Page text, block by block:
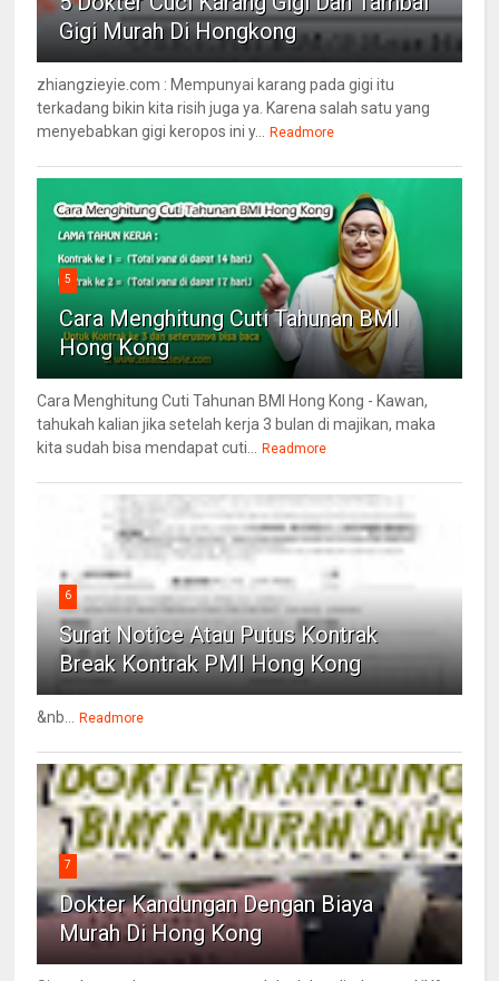
Gigi Murah Di Hongkong
zhiangzieyie.com : Mempunyai karang pada gigi itu
terkadang bikin kita risih juga ya. Karena salah satu yang
menyebabkan gigi keropos ini y... Readmore
5
Cara Menghitung Cuti Tahunan BMI
Hong Kong
Cara Menghitung Cuti Tahunan BMI Hong Kong - Kawan,
tahukah kalian jika setelah kerja 3 bulan di majikan, maka
kita sudah bisa mendapat cuti... Readmore
6
Surat Notice Atau Putus Kontrak
Break Kontrak PMI Hong Kong
&nb... Readmore
7
Dokter Kandungan Dengan Biaya
Murah Di Hong Kong